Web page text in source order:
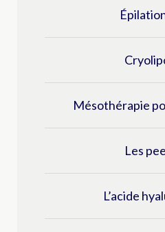
Mésothérapie
Les
L’acide